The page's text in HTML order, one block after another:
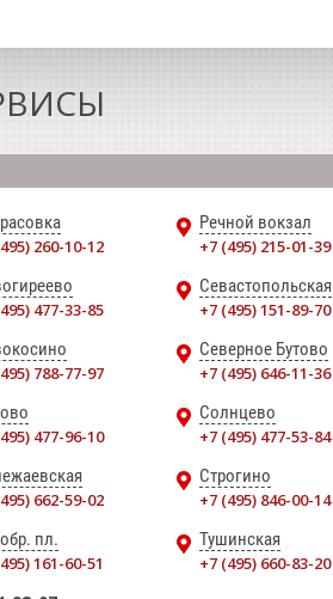
260-10-12
Речной вокзал
+7 (495) 215-01-39
477-33-85
Севастопольская
+7 (495) 151-89-70
788-77-97
Северное Бутово
+7 (495) 646-11-36
477-96-10
Солнцево
+7 (495) 477-53-84
662-59-02
Строгино
+7 (495) 846-00-14
пл.
161-60-51
Тушинская
+7 (495) 660-83-20